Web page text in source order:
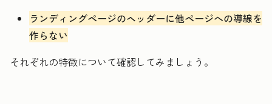
ランディングページのヘッダーに他ページへの導線を
作らない
それぞれの特徴について確認してみましょう。